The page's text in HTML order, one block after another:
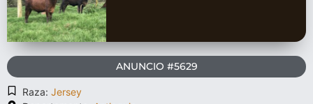
ANUNCIO #5629
Raza: Jersey